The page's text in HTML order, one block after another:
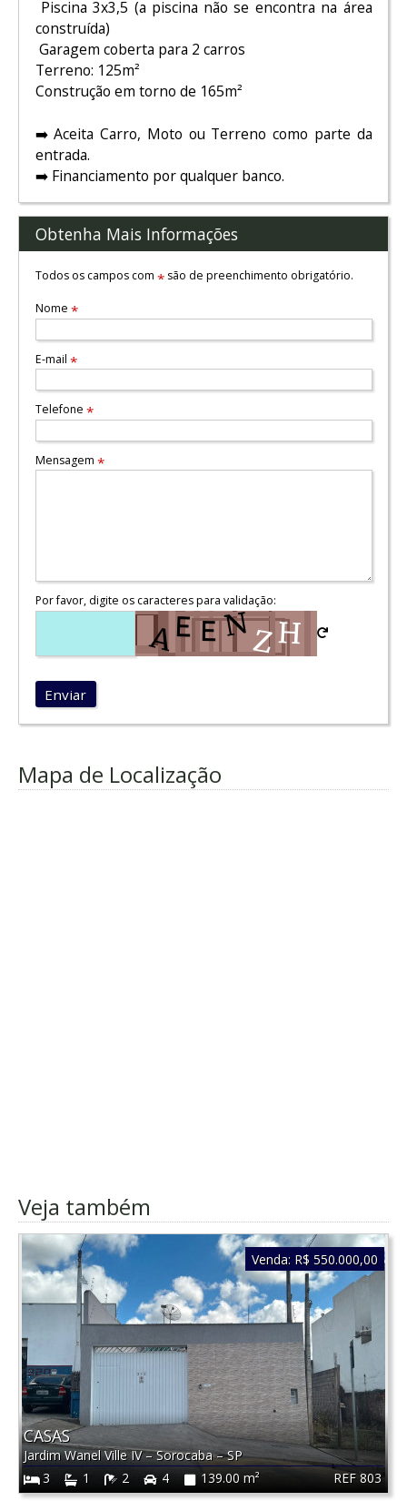
Piscina 3x3,5 (a piscina não se encontra na área
construída)
Garagem coberta para 2 carros
Terreno: 125m²
Construção em torno de 165m²
➡️ Aceita Carro, Moto ou Terreno como parte da
entrada.
➡️ Financiamento por qualquer banco.
Obtenha Mais Informações
Todos os campos com *são de preenchimento obrigatório.
Nome *
E-mail *
Telefone *
Mensagem *
Por favor, digite os caracteres para validação:
Enviar
Mapa de Localização
Veja também
REF 803
CASAS
Jardim Wanel Ville IV–Sorocaba–SP
3
1 2 4 139.00 m²
Venda: R$ 550.000,00